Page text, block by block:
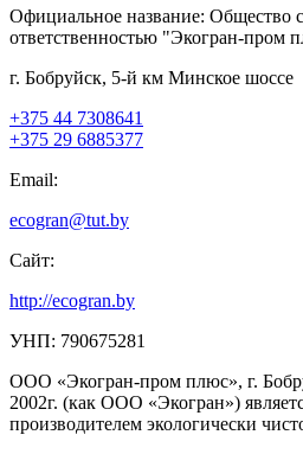
Официальное название: Общество
ответственностью "Экогран-пром
г. Бобруйск, 5-й км Минское шоссе
+375 44 7308641
+375 29 6885377
Email:
ecogran@tut.by
Сайт:
http://ecogran.by
УНП: 790675281
ООО «Экогран-пром плюс», г.
2002г. (как ООО «Экогран»)
производителем экологически